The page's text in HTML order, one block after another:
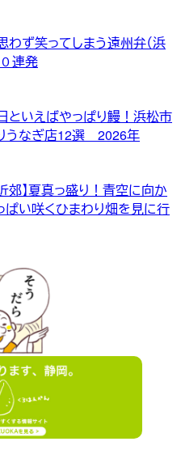
わず笑ってしまう遠州弁（浜
連発
といえばやっぱり鰻！浜松市
うなぎ店12選 2026年
郊】夏真っ盛り！青空に向か
ぱい咲くひまわり畑を見に行